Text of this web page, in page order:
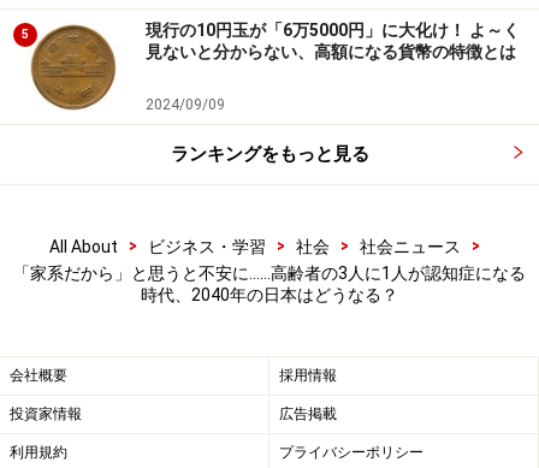
安藤さん：どういうことでしょうか？
繁田さん：
将来、日本でどのくらいの人が認知症になる
かを研究したデータによると、2025年時点で認知症の人
2040年には約584万人に達すると見込まれています。
のおよそ3人に1人が認知症か認知症の前段階という状況
です。家族や身近な人の中に当事者がいるのは、決して
珍しいことではありません。
「日本における認知症の人の将来推計（出典：厚生労働省の
研究班）」※画像出典：『
知っトク認知症 』
5
現行の10円玉が「6万5000円」に大化け！ よ～く
見ないと分からない、高額になる貨幣の特徴とは
2024/09/09
ランキングをもっと見る
All About > ビジネス・学習 > 社会 > 社会ニュース
>
「家系だから」と思うと不安に……高齢者の3人に1人が認知症になる
時代、2040年の日本はどうなる？
会社概要 採用情報
投資家情報 広告掲載
利用規約 プライバシーポリシー